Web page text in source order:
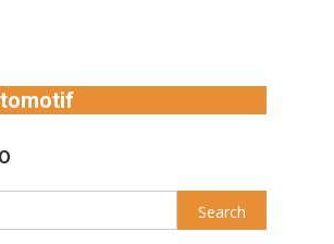
Search
for: